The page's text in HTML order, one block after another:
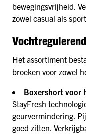
bewegingsvrijheid.
zowel casual als
Het assortiment
broeken voor zowel
Boxershort voor
StayFresh
geurvermindering.
goed zitten.